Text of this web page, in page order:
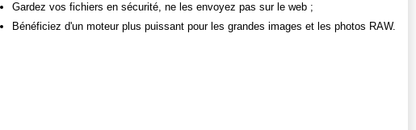
Gardez vos fichiers en sécurité, ne les envoyez pas sur le web ;
Bénéficiez d'un moteur plus puissant pour les grandes images et les photos RAW.